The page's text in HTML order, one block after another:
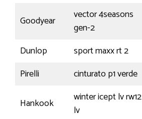
Goodyear
vector 4seasons
gen-2
Dunlop
sport maxx rt 2
Pirelli
cinturato p1 verde
Hankook
winter icept lv rw12
lv